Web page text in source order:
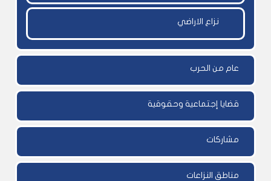
نزاع الاراضي
عام من الحرب
قضايا إجتماعية وحقوقية
مشاركات
مناطق النزاعات